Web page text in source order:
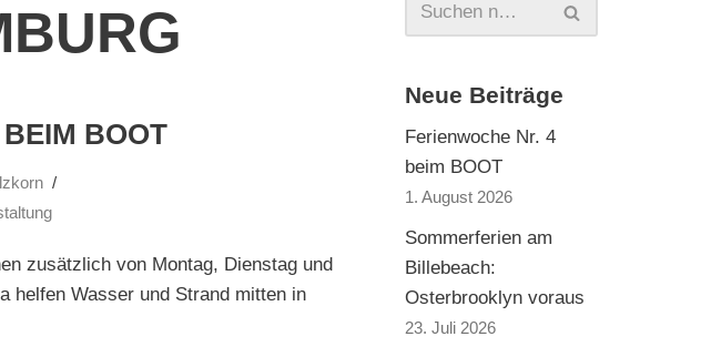
BOOT
zusätzlich von Montag, Dienstag und
helfen Wasser und Strand mitten in
Neue Beiträge
Ferienwoche Nr. 4
beim BOOT
1. August 2026
Sommerferien am
Billebeach:
Osterbrooklyn voraus
23. Juli 2026